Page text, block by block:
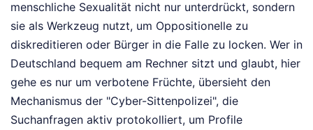
menschliche Sexualität nicht nur unterdrückt, sondern
sie als Werkzeug nutzt, um Oppositionelle zu
diskreditieren oder Bürger in die Falle zu locken. Wer in
Deutschland bequem am Rechner sitzt und glaubt, hier
gehe es nur um verbotene Früchte, übersieht den
Mechanismus der "Cyber-Sittenpolizei", die
Suchanfragen aktiv protokolliert, um Profile